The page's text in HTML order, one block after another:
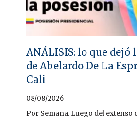
ANÁLISIS: lo que dejó
de Abelardo De La
Cali
08/08/2026
Por Semana. Luego del extenso